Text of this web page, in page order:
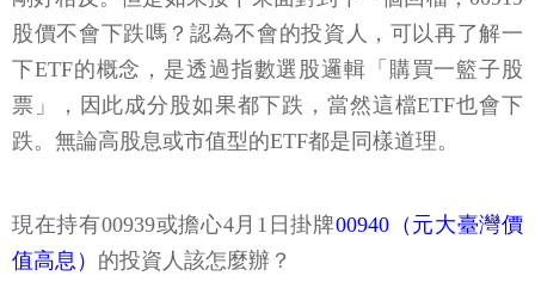
股價不會下跌嗎？認為不會的投資人，可以再了解一
下ETF的概念，是透過指數選股邏輯「購買一籃子股
票」，因此成分股如果都下跌，當然這檔ETF也會下
跌。無論高股息或市值型的ETF都是同樣道理。
現在持有00939或擔心4月1日掛牌00940（元大臺灣價
值高息） 的投資人該怎麼辦？